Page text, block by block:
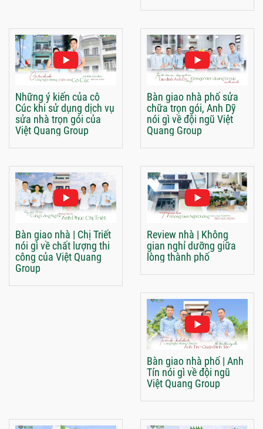
Những ý kiến của cô
Cúc khi sử dụng dịch vụ
sửa nhà trọn gói của
Việt Quang Group
Bàn giao nhà phố sửa
chữa trọn gói, Anh Dỹ
nói gì về đội ngũ Việt
Quang Group
Bàn giao nhà | Chị Triết
nói gì về chất lượng thi
công của Việt Quang
Group
Review nhà | Không
gian nghỉ dưỡng giữa
lòng thành phố
Bàn giao nhà phố | Anh
Tín nói gì về đội ngũ
Việt Quang Group